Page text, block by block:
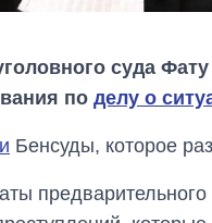
суда
по делу о
Бенсуды, которое